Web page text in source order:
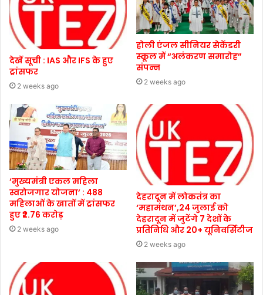
देखें सूची : IAS और IFS के हुए
ट्रांसफर
2 weeks ago
होली एंजल सीनियर सेकेंडरी
स्कूल में “अलंकरण समारोह”
संपन्न
2 weeks ago
‘मुख्यमंत्री एकल महिला
स्वरोजगार योजना’ : 488
महिलाओं के खातों में ट्रांसफर
हुए ₹2.76 करोड़
2 weeks ago
देहरादून में लोकतंत्र का
‘महामंथन’,24 जुलाई को
देहरादून में जुटेंगे 7 देशों के
प्रतिनिधि और 20+ यूनिवर्सिटीज
2 weeks ago